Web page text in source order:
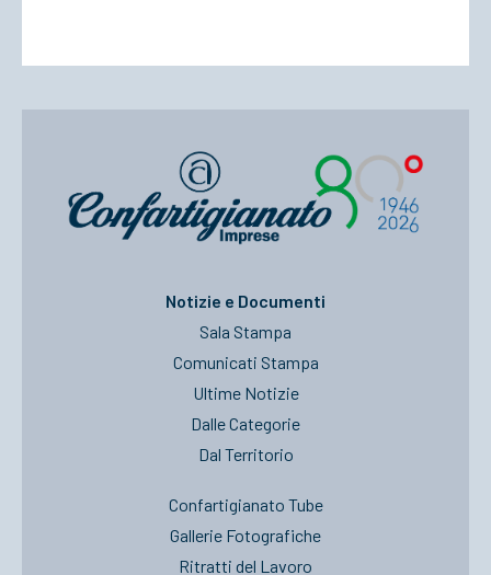
Notizie e Documenti
Sala Stampa
Comunicati Stampa
Ultime Notizie
Dalle Categorie
Dal Territorio
Confartigianato Tube
Gallerie Fotografiche
Ritratti del Lavoro